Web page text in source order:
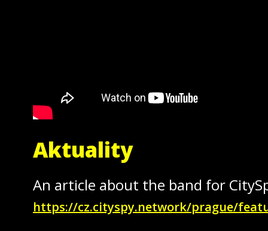
Aktuality
An article about the band for
https://cz.cityspy.network/prague/